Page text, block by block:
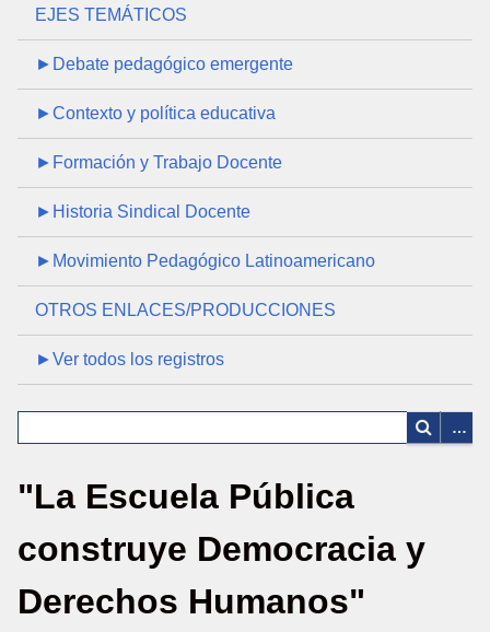
EJES TEMÁTICOS
►Debate pedagógico emergente
►Contexto y política educativa
►Formación y Trabajo Docente
►Historia Sindical Docente
►Movimiento Pedagógico Latinoamericano
OTROS ENLACES/PRODUCCIONES
►Ver todos los registros
"La Escuela Pública
construye Democracia y
Derechos Humanos"